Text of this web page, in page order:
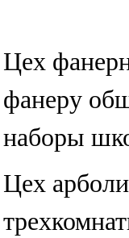
Цех
фанеру
наборы
Цех